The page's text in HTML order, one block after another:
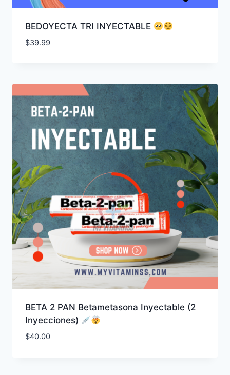
BEDOYECTA TRI INYECTABLE
$39.99
BETA 2 PAN Betametasona Inyectable (2
Inyecciones)
$40.00